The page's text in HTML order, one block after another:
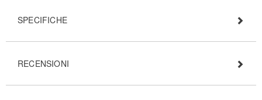
SPECIFICHE
RECENSIONI